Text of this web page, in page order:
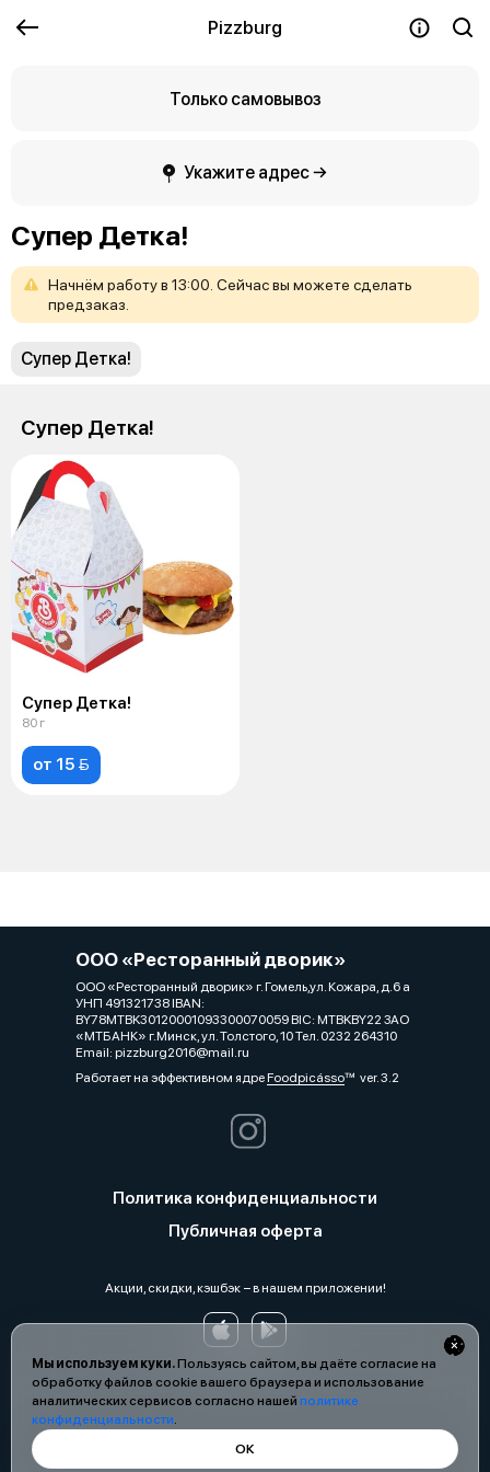
Pizzburg
Только самовывоз
Укажите адрес →
Супер Детка!
Начнём работув 13:00. Сейчасвы можете сделать
предзаказ.
Супер Детка!
Супер Детка!
Супер Детка!
80 г
от 15 
Мы используем куки.Пользуясь сайтом, вы даёте согласие на
обработку файлов cookie вашего браузера и использование
аналитических сервисов согласно нашей политике
конфиденциальности.
ОК
ООО «Ресторанный дворик»
ООО «Ресторанный дворик» г. Гомель,ул. Кожара, д.6 а
УНП 491321738 IBAN:
BY78MTBK30120001093300070059 BIC: MTBKBY22 ЗАО
«МТБАНК» г.Минск, ул. Толстого, 10 Тел. 0232 264310
Email: pizzburg2016@mail.ru
Работает на эффективном ядреFoodpicássover. 3.2
Политика конфиденциальности
Публичная оферта
Акции, скидки, кэшбэк − в нашем приложении!